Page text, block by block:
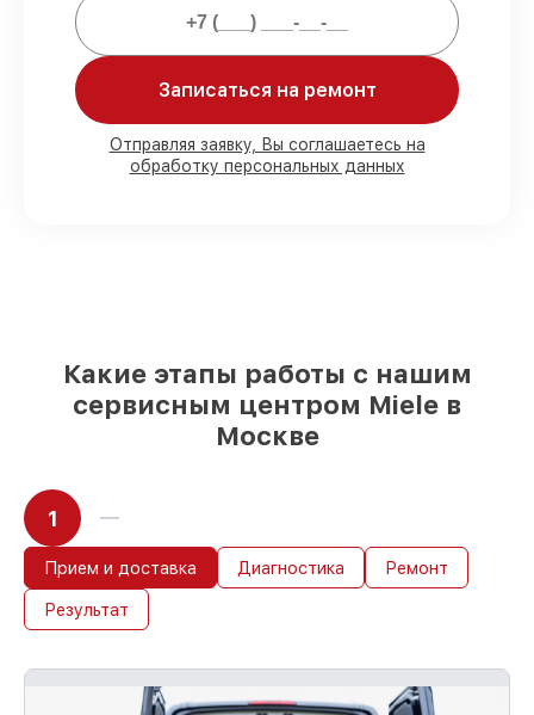
Мы гарантируем:
80%работ с возможностью наблюдения
90%комплектующих для
микроволновых печей имеются в
Записаться на ремонт
Отправляя заявку, Вы соглашаетесь на
обработку персональных данных
Какие этапы работы с нашим
сервисным центром Miele в
Москве
1
Прием и доставка Диагностика Ремонт
Результат